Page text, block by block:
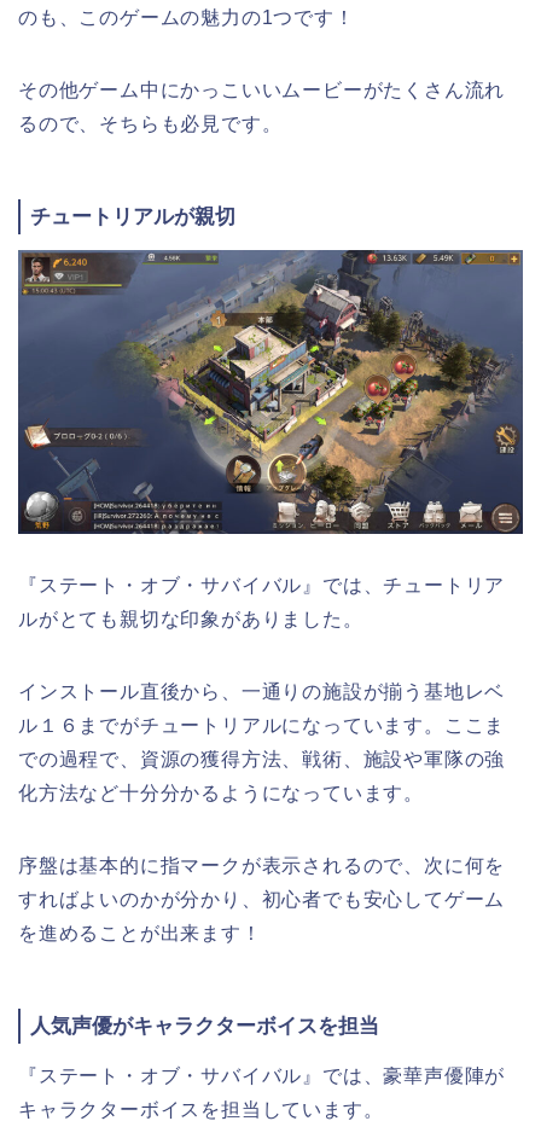
のも、このゲームの魅力の1つです！
その他ゲーム中にかっこいいムービーがたくさん流れ
るので、そちらも必見です。
チュートリアルが親切
『ステート・オブ・サバイバル』では、チュートリア
ルがとても親切な印象がありました。
インストール直後から、一通りの施設が揃う基地レベ
ル１６までがチュートリアルになっています。ここま
での過程で、資源の獲得方法、戦術、施設や軍隊の強
化方法など十分分かるようになっています。
序盤は基本的に指マークが表示されるので、次に何を
すればよいのかが分かり、初心者でも安心してゲーム
を進めることが出来ます！
人気声優がキャラクターボイスを担当
『ステート・オブ・サバイバル』では、豪華声優陣が
キャラクターボイスを担当しています。